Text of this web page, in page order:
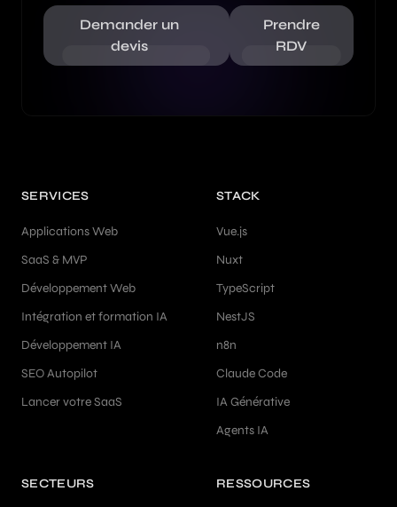
Demander un
devis
Prendre
RDV
SERVICES
Applications Web
SaaS & MVP
Développement Web
Intégration et formation IA
Développement IA
SEO Autopilot
Lancer votre SaaS
STACK
Vue.js
Nuxt
TypeScript
NestJS
n8n
Claude Code
IA Générative
Agents IA
SECTEURS RESSOURCES